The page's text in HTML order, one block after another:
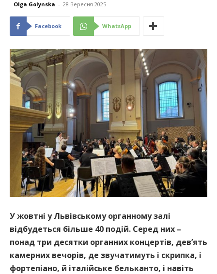
Olga Golynska - 28 Вересня 2025
Facebook WhatsApp
У жовтні у Львівському органному залі
відбудеться більше 40 подій. Серед них –
понад три десятки органних концертів, девʼять
камерних вечорів, де звучатимуть і скрипка, і
фортепіано, й італійське бельканто, і навіть